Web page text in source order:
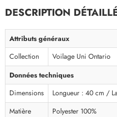
DESCRIPTION
Attributs généraux
Collection Voilage Uni Ontario
Données techniques
Dimensions
Longueur : 40 cm /
Matière
Polyester 100%